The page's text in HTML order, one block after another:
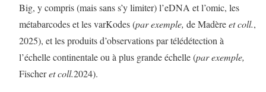
Big, y compris (mais sans s’y limiter) l’eDNA et l’omic, les
métabarcodes et les varKodes (par exemple, de Madèreet coll.,
2025), et les produits d’observations par télédétection à
l’échelle continentale ou à plus grande échelle (par exemple,
Fischeret coll.2024).